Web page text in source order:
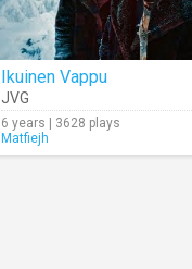
Ikuinen Vappu
JVG
6 years | 3628 plays
Matfiejh